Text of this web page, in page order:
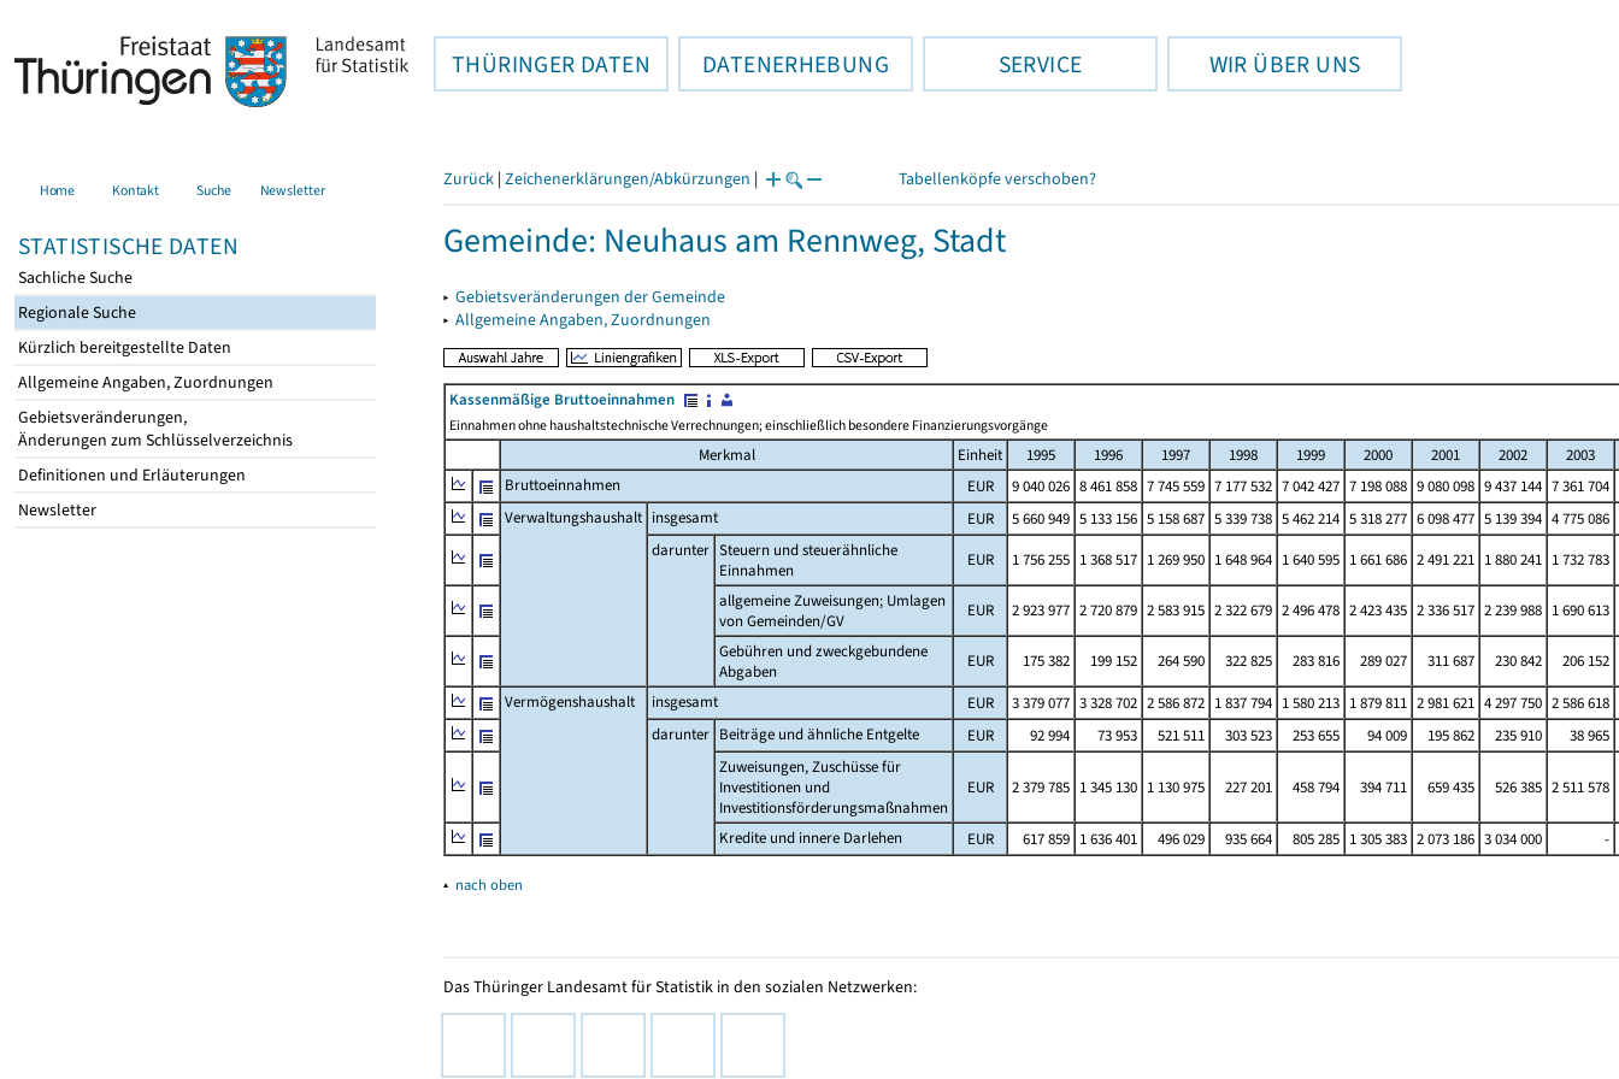
THÜRINGER DATEN DATENERHEBUNG SERVICE WIR ÜBER UNS
Home Kontakt Suche Newsletter
STATISTISCHE DATEN
Sachliche Suche
Regionale Suche
Kürzlich bereitgestellte Daten
Allgemeine Angaben, Zuordnungen
Gebietsveränderungen,
Änderungen zum Schlüsselverzeichnis
Definitionen und Erläuterungen
Newsletter
Zurück | Zeichenerklärungen/Abkürzungen | Tabellenköpfe verschoben?
Gemeinde: Neuhaus am Rennweg, Stadt
▸ Gebietsveränderungen der Gemeinde
▸ Allgemeine Angaben, Zuordnungen
Kassenmäßige Bruttoeinnahmen
Einnahmen ohne haushaltstechnische Verrechnungen; einschließlich besondere Finanzierungsvorgänge
Merkmal Einheit 1995 1996 1997 1998 1999 2000 2001 2002
2003
Bruttoeinnahmen
EUR 9 040 026 8 461 858 7 745 559 7 177 532 7 042 427 7 198 088 9 080 098 9 437 144 7 361 704
Verwaltungshaushalt insgesamt EUR 5 660 949 5 133 156 5 158 687 5 339 738 5 462 214 5 318 277 6 098 477 5 139 394 4 775 086
darunter Steuern und steuerähnliche
Einnahmen
EUR 1 756 255 1 368 517 1 269 950 1 648 964 1 640 595 1 661 686 2 491 221 1 880 241 1 732 783
allgemeine Zuweisungen; Umlagen
von Gemeinden/GV
EUR 2 923 977 2 720 879 2 583 915 2 322 679 2 496 478 2 423 435 2 336 517 2 239 988 1 690 613
Gebühren und zweckgebundene
Abgaben
EUR 175 382 199 152 264 590 322 825 283 816 289 027 311 687 230 842
206 152
Vermögenshaushalt
insgesamt EUR 3 379 077 3 328 702 2 586 872 1 837 794 1 580 213 1 879 811 2 981 621 4 297 750 2 586 618
darunter Beiträge und ähnliche Entgelte EUR 92 994 73 953 521 511 303 523 253 655 94 009 195 862 235 910
38 965
Zuweisungen, Zuschüsse für
Investitionen und
Investitionsförderungsmaßnahmen
EUR 2 379 785 1 345 130 1 130 975 227 201 458 794 394 711 659 435 526 385 2 511 578
Kredite und innere Darlehen EUR 617 859 1 636 401 496 029 935 664 805 285 1 305 383 2 073 186 3 034 000 -
▴ nach oben
Das Thüringer Landesamt für Statistik in den sozialen Netzwerken: